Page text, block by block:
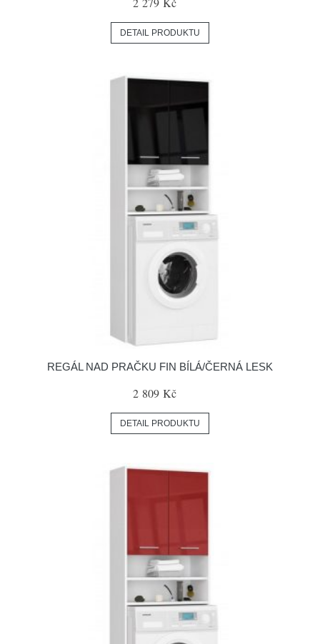
DETAIL PRODUKTU
REGÁL NAD PRAČKU FIN BÍLÁ/ČERNÁ LESK
2 809 Kč
DETAIL PRODUKTU